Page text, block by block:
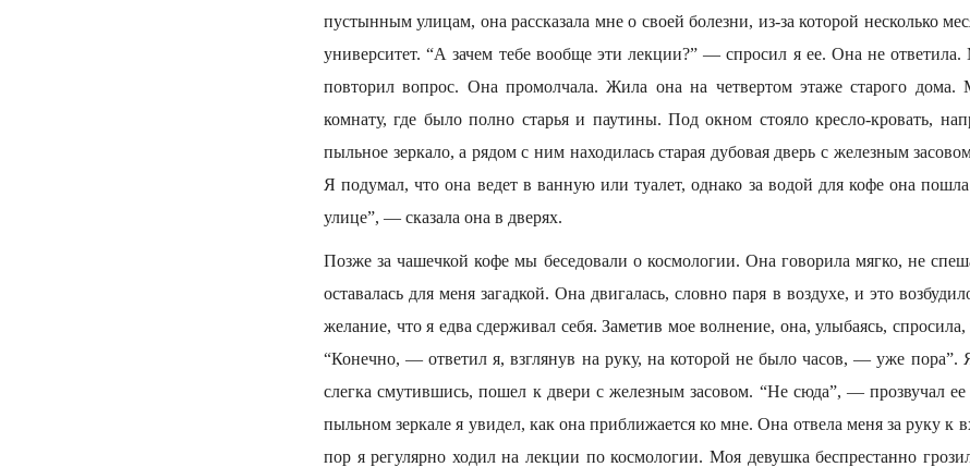
пустынным улицам, она рассказала мне о своей болезни, из-за которой несколько
университет. “А зачем тебе вообще эти лекции?” — спросил я ее. Она не
повторил вопрос. Она промолчала. Жила она на четвертом этаже старого
комнату, где было полно старья и паутины. Под окном стояло кресло-кровать,
пыльное зеркало, а рядом с ним находилась старая дубовая дверь с железным
Я подумал, что она ведет в ванную или туалет, однако за водой для кофе она
улице”, — сказала она в дверях.
Позже за чашечкой кофе мы беседовали о космологии. Она говорила мягко, не
оставалась для меня загадкой. Она двигалась, словно паря в воздухе, и это
желание, что я едва сдерживал себя. Заметив мое волнение, она, улыбаясь,
“Конечно, — ответил я, взглянув на руку, на которой не было часов, — уже пора”.
слегка смутившись, пошел к двери с железным засовом. “Не сюда”, — прозвучал
пыльном зеркале я увидел, как она приближается ко мне. Она отвела меня за руку к
пор я регулярно ходил на лекции по космологии. Моя девушка беспрестанно